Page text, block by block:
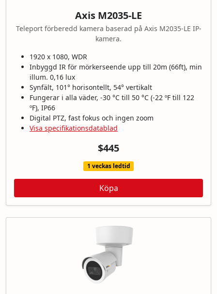
Axis M2035-LE
Teleport förberedd kamera baserad på Axis M2035-LE IP-
kamera.
1920 x 1080, WDR
Inbyggd IR för mörkerseende upp till 20m (66ft), min
illum. 0,16 lux
Synfält, 101° horisontellt, 54° vertikalt
Fungerar i alla väder, -30 °C till 50 °C (-22 ºF till 122
ºF), IP66
Digital PTZ, fast fokus och ingen zoom
Visa specifikationsdatablad
$445
1 veckas ledtid
Köpa